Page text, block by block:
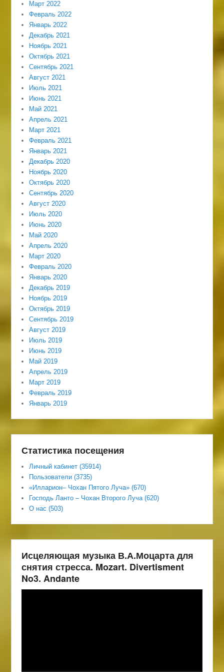
Март 2022
Февраль 2022
Январь 2022
Декабрь 2021
Ноябрь 2021
Октябрь 2021
Сентябрь 2021
Август 2021
Июль 2021
Июнь 2021
Май 2021
Апрель 2021
Март 2021
Февраль 2021
Январь 2021
Декабрь 2020
Ноябрь 2020
Октябрь 2020
Сентябрь 2020
Август 2020
Июль 2020
Июнь 2020
Май 2020
Апрель 2020
Март 2020
Февраль 2020
Январь 2020
Декабрь 2019
Ноябрь 2019
Октябрь 2019
Сентябрь 2019
Август 2019
Июль 2019
Июнь 2019
Май 2019
Апрель 2019
Март 2019
Февраль 2019
Январь 2019
Статистика посещения
Личный кабинет (35914)
Пользователи (3735)
«Илларион– Чохан Пятого Луча» (670)
Господь Ланто – Чохан Второго Луча (620)
О нас (503)
Исцеляющая музыка В.А.Моцарта для
снятия стресса. Mozart. Divertisment
No3. Andante